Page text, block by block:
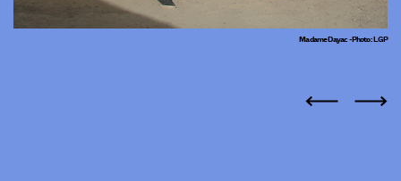
Madame Dayac - Photo : LGP